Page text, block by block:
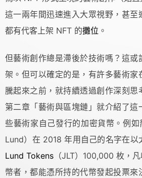
這一兩年間迅速進入大眾視野，甚至
都有代客上架 NFT 的攤位 。
但藝術創作總是滯後於技術嗎？這或
架。但可以確定的是，有許多藝術家
騰起來之前，就持續透過創作深刻思
第二章「藝術與區塊鏈」就介紹了這
些藝術家自己發行的加密貨幣。例
Lund）在 2018 年用自己的名字在以
Lund Tokens （JLT）100,000 枚，
幣者，都能憑所持的代幣發起投票來